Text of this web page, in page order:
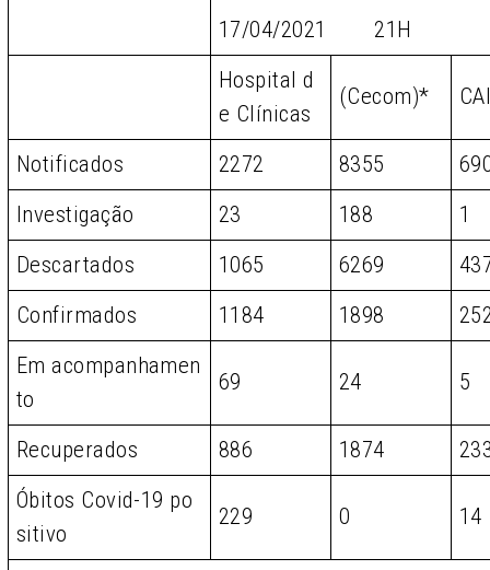
17/04/2021 21H
Hospital d
e Clínicas
(Cecom)*
Notificados 2272 8355
Investigação
23 188
1
Descartados
1065 6269
Confirmados
1184 1898
Em acompanhamen
to
69 24 5
Recuperados 886 1874
Óbitos Covid-19 po
sitivo
229 0 14